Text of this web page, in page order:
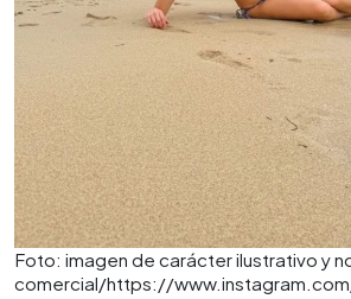
Foto: imagen de carácter ilustrativo y
comercial/https://